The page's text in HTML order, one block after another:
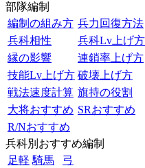
部隊編制
編制の組み方 兵力回復方法
兵科相性
兵科Lv上げ方
縁の影響
連鎖率上げ方
技能Lv上げ方 破壊上げ方
戦法速度計算 旗持の役割
大将おすすめ SRおすすめ
R/Nおすすめ
兵科別おすすめ編制
足軽 騎馬 弓